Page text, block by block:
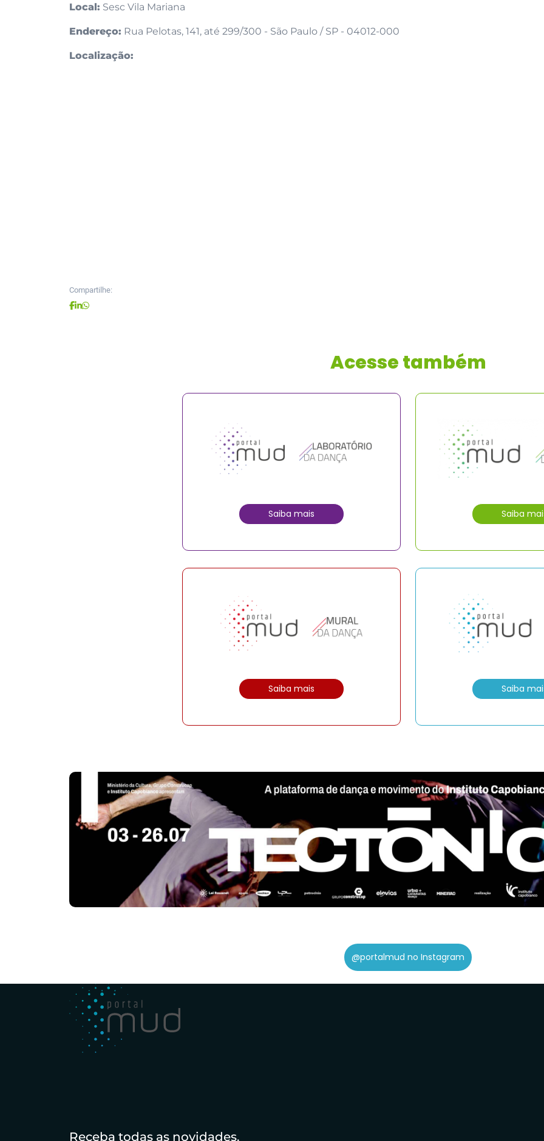
Local: Sesc Vila Mariana
Endereço: Rua Pelotas, 141, até 299/300 - São Paulo / SP - 04012-000
Localização:
Compartilhe:
Acesse também
Saiba mais Saiba
Saiba mais Saiba
@portalmud no Instagram
Receba todas as novidades.